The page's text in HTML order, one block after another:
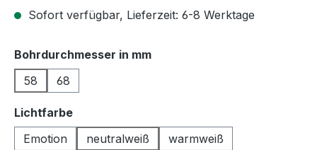
Sofort verfügbar, Lieferzeit: 6-8 Werktage
Bohrdurchmesser in mmauswählen
58
68
Lichtfarbeauswählen
Emotion
neutralweiß warmweiß